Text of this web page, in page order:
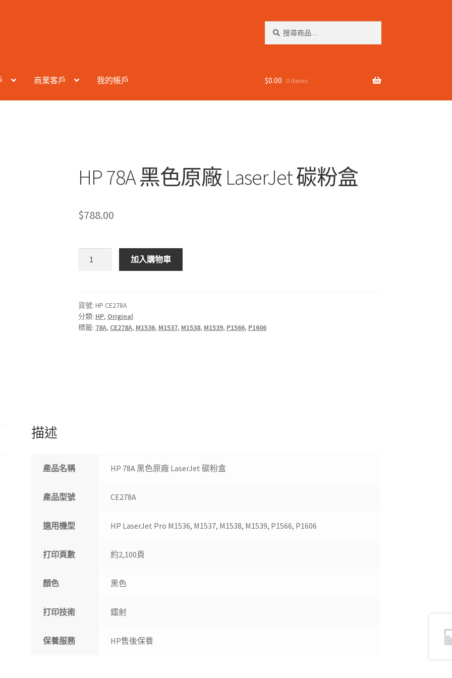
商業客戶 我的帳戶 $0.00 0 items
HP 78A 黑色原廠 LaserJet 碳粉盒
$788.00
原
廠
LaserJet
加入購物車
貨號: HP CE278A
分類: HP, Original
標籤: 78A, CE278A, M1536, M1537, M1538, M1539, P1566, P1606
描述
產品名稱 HP 78A 黑色原廠 LaserJet 碳粉盒
產品型號 CE278A
適用機型 HP LaserJet Pro M1536, M1537, M1538, M1539, P1566, P1606
打印頁數 約2,100頁
顏色 黑色
打印技術 鐳射
保養服務 HP售後保養